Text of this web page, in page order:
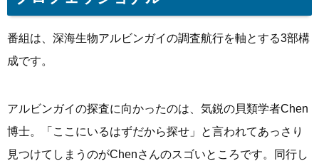
番組は、深海生物アルビンガイの調査航行を軸とする3部構
成です。
アルビンガイの探査に向かったのは、気鋭の貝類学者Chen
博士。「ここにいるはずだから探せ」と言われてあっさり
見つけてしまうのがChenさんのスゴいところです。同行し